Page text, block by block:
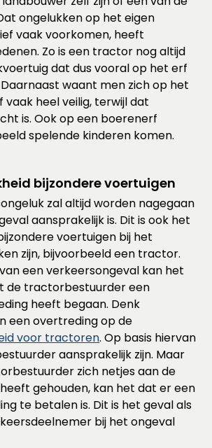
ongelukken op het eigen
vaak voorkomen, heeft
Zo is een tractor nog altijd
dat dus vooral op het erf
waant men zich op het
heel veilig, terwijl dat
is. Ook op een boerenerf
spelende kinderen komen.
bijzondere voertuigen
zal altijd worden nagegaan
aansprakelijk is. Dit is ook het
voertuigen bij het
zijn, bijvoorbeeld een tractor.
een verkeersongeval kan het
de tractorbestuurder een
heeft begaan. Denk
een overtreding op de
voor tractoren. Op basis hiervan
aansprakelijk zijn. Maar
zich netjes aan de
gehouden, kan het dat er een
te betalen is. Dit is het geval als
bij het ongeval